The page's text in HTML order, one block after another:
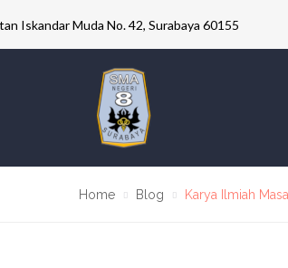
Iskandar Muda No. 42, Surabaya 60155
Home Blog Karya Ilmiah